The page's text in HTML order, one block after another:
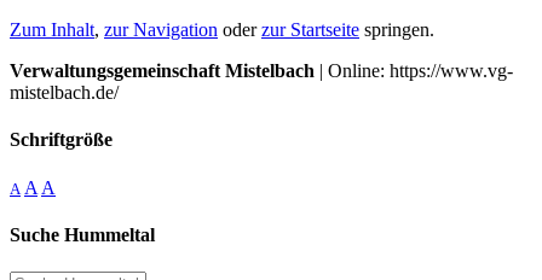
Zum Inhalt, zur Navigation oderzur Startseite springen.
Verwaltungsgemeinschaft Mistelbach | Online: https://www.vg-
mistelbach.de/
Schriftgröße
A A A
Suche Hummeltal